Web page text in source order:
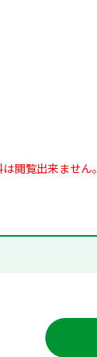
閲覧出来ません。